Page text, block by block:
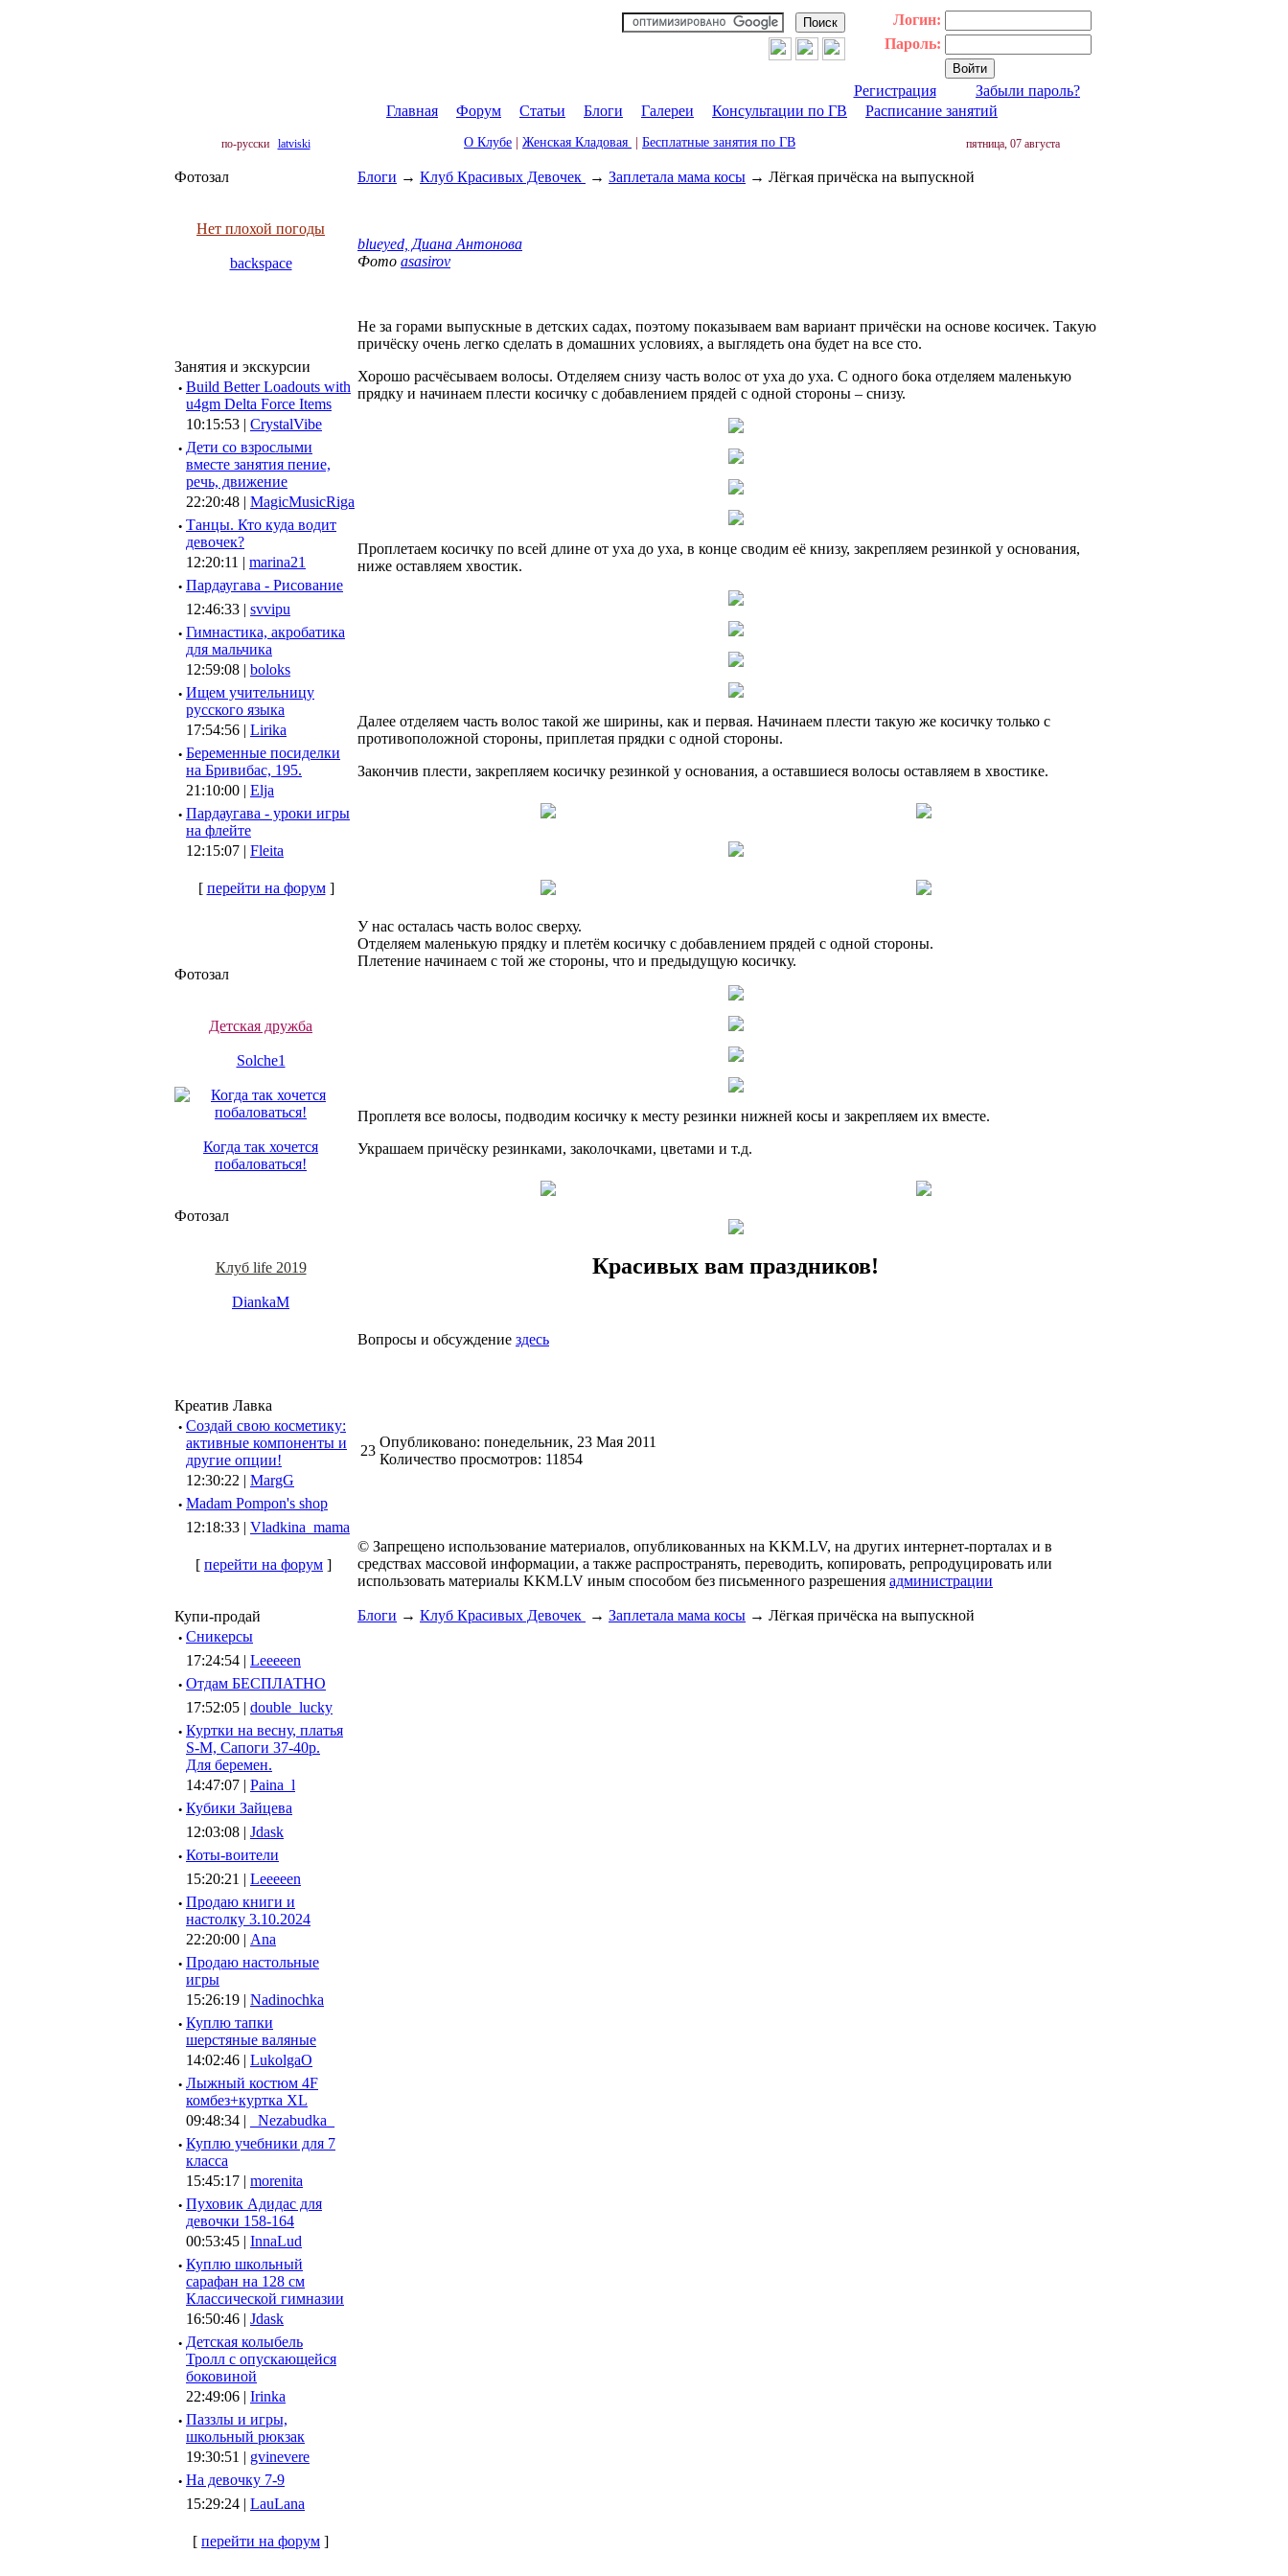
Логин:
Пароль:
Регистрация
Забыли пароль?
Главная
Форум Статьи Блоги Галереи Консультации по ГВ Расписание занятий
по-русски latviski О Клубе Женская Кладовая Бесплатные занятия по ГВ пятница, 07 августа
Фотозал
Нет плохой погоды
backspace
Занятия и экскурсии
· Build Better Loadouts with
u4gm Delta Force Items
10:15:53 | CrystalVibe
· Дети со взрослыми
вместе занятия пение,
речь, движение
22:20:48 | MagicMusicRiga
· Танцы. Кто куда водит
девочек?
12:20:11 | marina21
· Пардаугава - Рисование
12:46:33 | svvipu
· Гимнастика, акробатика
для мальчика
12:59:08 | boloks
· Ищем учительницу
русского языка
17:54:56 | Lirika
· Беременные посиделки
на Бривибас, 195.
21:10:00 | Elja
· Пардаугава - уроки игры
на флейте
12:15:07 | Fleita
[ перейти на форум]
Фотозал
Детская дружба
Solche1
Когда так хочется
побаловаться!
Фотозал
Клуб life 2019
DiankaM
Креатив Лавка
· Создай свою косметику:
активные компоненты и
другие опции!
12:30:22 | MargG
· Madam Pompon's shop
12:18:33 | Vladkina_mama
[ перейти на форум ]
Купи-продай
· Сникерсы
17:24:54 | Leeeeen
· Отдам БЕСПЛАТНО
17:52:05 | double_lucky
· Куртки на весну, платья
S-M, Сапоги 37-40р.
Для беремен.
14:47:07 | Paina_l
· Кубики Зайцева
12:03:08 | Jdask
· Коты-воители
15:20:21 | Leeeeen
· Продаю книги и
настолку 3.10.2024
22:20:00 | Ana
· Продаю настольные
игры
15:26:19 | Nadinochka
· Куплю тапки
шерстяные валяные
14:02:46 | LukolgaO
· Лыжный костюм 4F
комбез+куртка XL
09:48:34 |
_Nezabudka_
· Куплю учебники для 7
класса
15:45:17 | morenita
· Пуховик Адидас для
девочки 158-164
00:53:45 | InnaLud
· Куплю школьный
сарафан на 128 см
Классической гимназии
16:50:46 | Jdask
· Детская колыбель
Тролл с опускающейся
боковиной
22:49:06 | Irinka
· Паззлы и игры,
школьный рюкзак
19:30:51 | gvinevere
· Hа девочку 7-9
15:29:24 | LauLana
[ перейти на форум ]
Блоги → Клуб Красивых Девочек → Заплетала мама косы → Лёгкая причёска на выпускной
blueyed, Диана Антонова
Фото asasirov
Не за горами выпускные в детских садах, поэтому показываем вам вариант причёски на основе косичек. Такую
причёску очень легко сделать в домашних условиях, а выглядеть она будет на все сто.
Хорошо расчёсываем волосы. Отделяем снизу часть волос от уха до уха. С одного бока отделяем маленькую
прядку и начинаем плести косичку с добавлением прядей с одной стороны – снизу.
Проплетаем косичку по всей длине от уха до уха, в конце сводим её книзу, закрепляем резинкой у основания,
ниже оставляем хвостик.
Далее отделяем часть волос такой же ширины, как и первая. Начинаем плести такую же косичку только с
противоположной стороны, приплетая прядки с одной стороны.
Закончив плести, закрепляем косичку резинкой у основания, а оставшиеся волосы оставляем в хвостике.
У нас осталась часть волос сверху.
Отделяем маленькую прядку и плетём косичку с добавлением прядей с одной стороны.
Плетение начинаем с той же стороны, что и предыдущую косичку.
Проплетя все волосы, подводим косичку к месту резинки нижней косы и закрепляем их вместе.
Украшаем причёску резинками, заколочками, цветами и т.д.
Красивых вам праздников!
Вопросы и обсуждение здесь
23
Опубликовано: понедельник, 23 Мая 2011
Количество просмотров: 11854
© Запрещено использование материалов, опубликованных на KKM.LV, на других интернет-порталах и в
средствах массовой информации, а также распространять, переводить, копировать, репродуцировать или
использовать материалы KKM.LV иным способом без письменного разрешения администрации
Блоги → Клуб Красивых Девочек → Заплетала мама косы → Лёгкая причёска на выпускной